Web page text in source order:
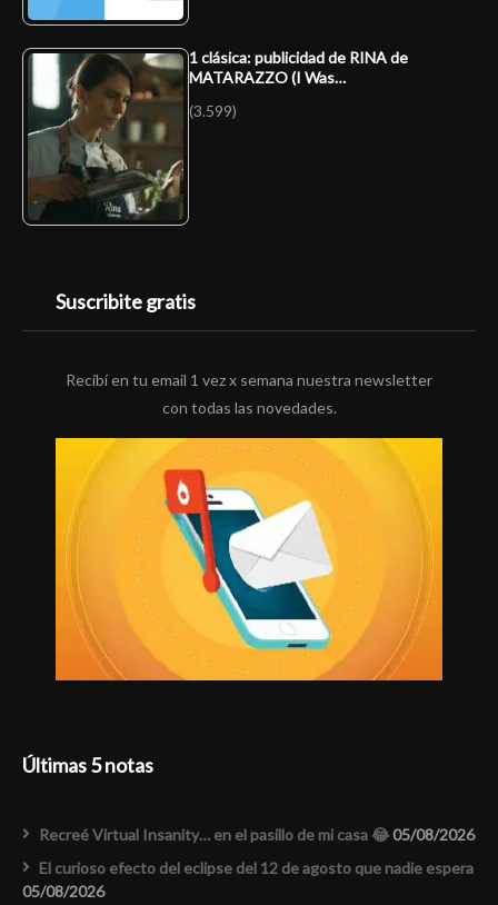
1 clásica: publicidad de RINA de
MATARAZZO (I Was…
(3.599)
Suscribite gratis
Recibí en tu email 1 vez x semana nuestra newsletter
con todas las novedades.
Últimas 5 notas
Recreé Virtual Insanity… en el pasillo de mi casa 😂05/08/2026
El curioso efecto del eclipse del 12 de agosto que nadie espera
05/08/2026